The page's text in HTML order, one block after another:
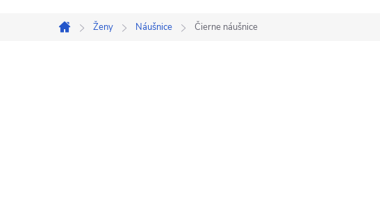
Domov
Ženy Náušnice Čierne náušnice